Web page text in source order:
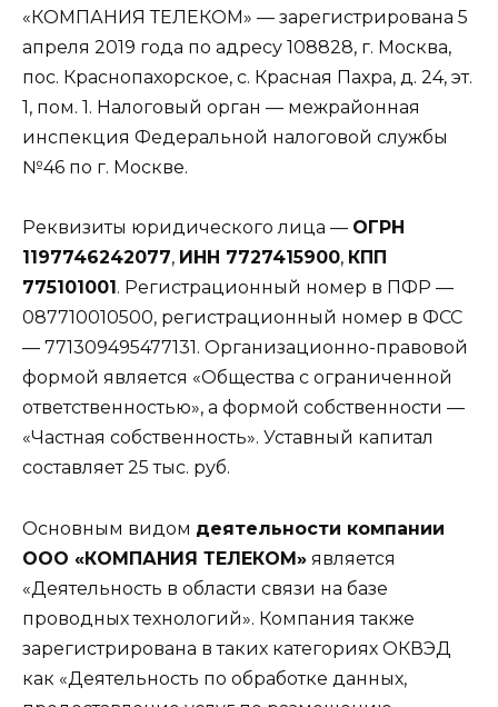
«КОМПАНИЯ ТЕЛЕКОМ» — зарегистрирована 5
апреля 2019 года по адресу 108828, г. Москва,
пос. Краснопахорское, с. Красная Пахра, д. 24, эт.
1, пом. 1. Налоговый орган — межрайонная
инспекция Федеральной налоговой службы
№46 по г. Москве.
Реквизиты юридического лица — ОГРН
1197746242077, ИНН 7727415900, КПП
775101001 . Регистрационный номер в ПФР —
087710010500, регистрационный номер в ФСС
— 771309495477131. Организационно-правовой
формой является «Общества с ограниченной
ответственностью», а формой собственности —
«Частная собственность». Уставный капитал
составляет 25 тыс. руб.
Основным видом деятельности компании
ООО «КОМПАНИЯ ТЕЛЕКОМ» является
«Деятельность в области связи на базе
проводных технологий». Компания также
зарегистрирована в таких категориях ОКВЭД
как «Деятельность по обработке данных,